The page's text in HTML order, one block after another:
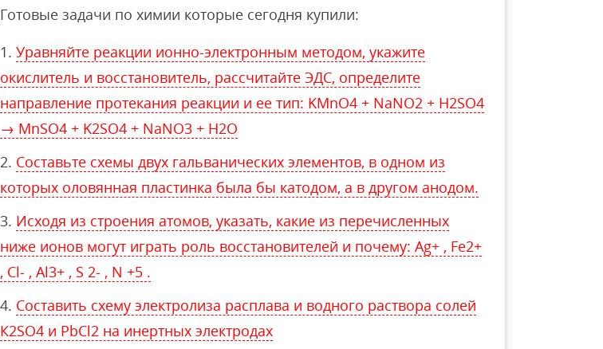
Готовые задачи по химии которые сегодня купили:
Уравняйте реакции ионно-электронным методом, укажите
окислитель и восстановитель, рассчитайте ЭДС, определите
направление протекания реакции и ее тип: KMnO4 + NaNО2 + H2SO4
→ MnSO4 + K2SO4 + NaNO3 + Н2O
Составьте схемы двух гальванических элементов, в одном из
которых оловянная пластинка была бы катодом, а в другом анодом.
Исходя из строения атомов, указать, какие из перечисленных
ниже ионов могут играть роль восстановителей и почему: Ag+ , Fe2+
, Cl- , Al3+ , S 2- , N +5 .
Составить схему электролиза расплава и водного раствора солей
К2SO4 и PbCl2 на инертных электродах